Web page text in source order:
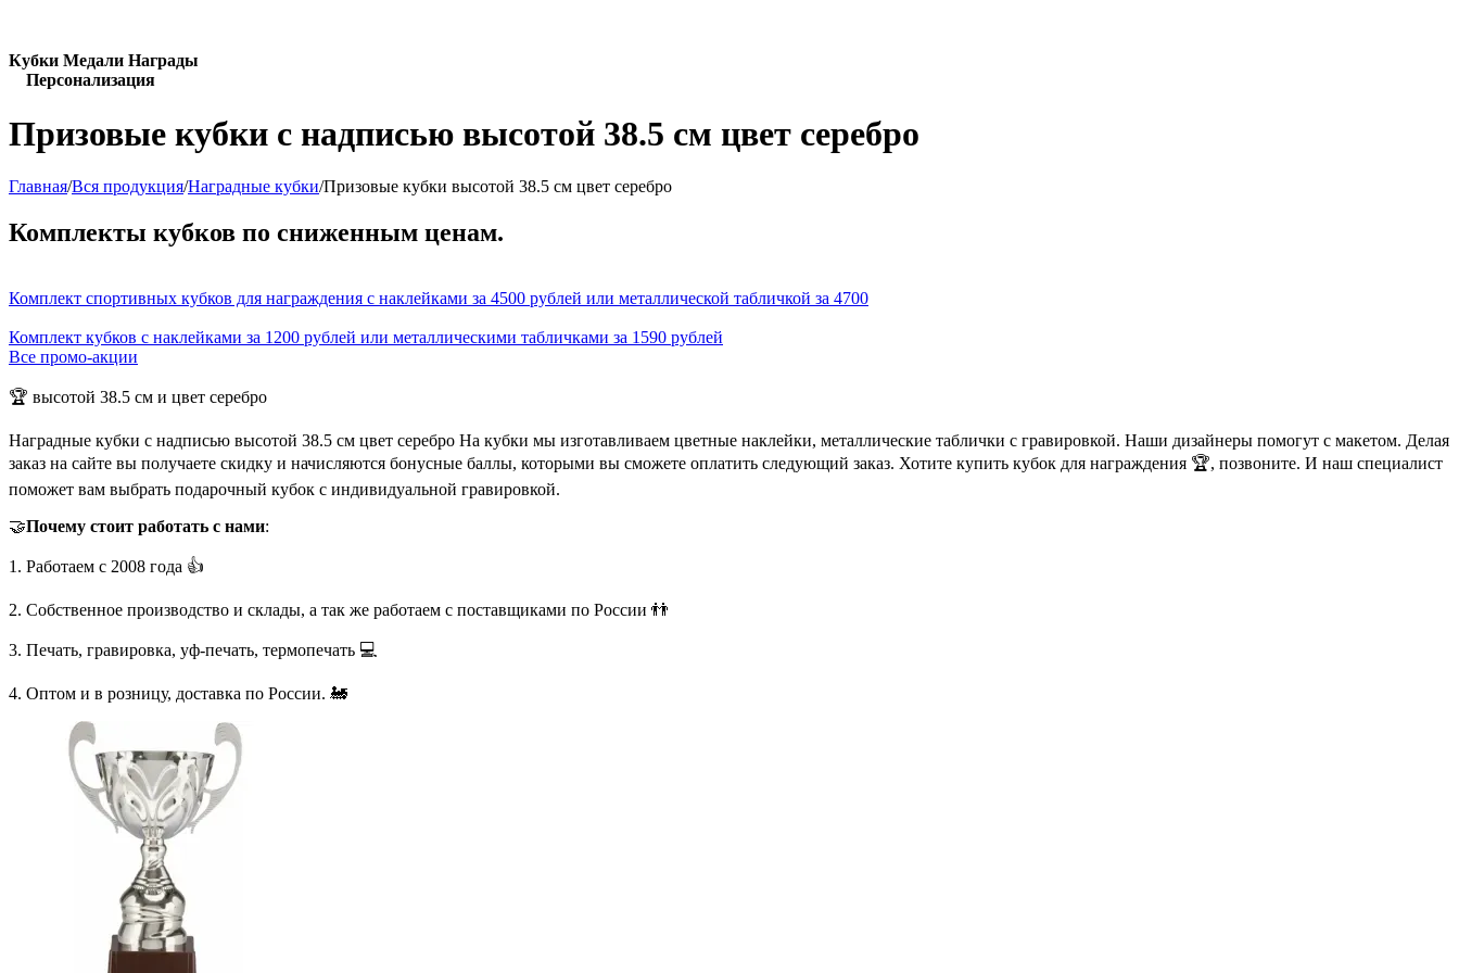
Кубки Медали Награды
Персонализация
Призовые кубки с надписью высотой 38.5 см цвет серебро
Главная/Вся продукция/Наградные кубки/Призовые кубки высотой 38.5 см цвет серебро
Комплекты кубков по сниженным ценам.
Комплект спортивных кубков для награждения с наклейками за 4500 рублей или металлической табличкой за 4700
Комплект кубков с наклейками за 1200 рублей или металлическими табличками за 1590 рублей
Все промо-акции
🏆 высотой 38.5 см и цвет серебро
Наградные кубки с надписью высотой 38.5 см цвет серебро На кубки мы изготавливаем цветные наклейки, металлические таблички с гравировкой. Наши дизайнеры помогут с макетом. Делая
заказ на сайте вы получаете скидку и начисляются бонусные баллы, которыми вы сможете оплатить следующий заказ. Хотите купить кубок для награждения 🏆, позвоните. И наш специалист
поможет вам выбрать подарочный кубок с индивидуальной гравировкой.
🤝Почему стоит работать с нами:
1. Работаем с 2008 года 👍
2. Собственное производство и склады, а так же работаем с поставщиками по России 👬
3. Печать, гравировка, уф-печать, термопечать 💻
4. Оптом и в розницу, доставка по России. 🚂